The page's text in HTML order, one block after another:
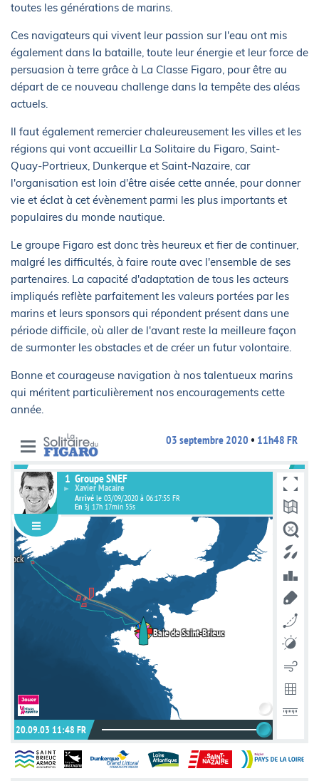
toutes les générations de marins.
Ces navigateurs qui vivent leur passion sur l'eau ont mis
également dans la bataille, toute leur énergie et leur force de
persuasion à terre grâce à La Classe Figaro, pour être au
départ de ce nouveau challenge dans la tempête des aléas
actuels.
Il faut également remercier chaleureusement les villes et les
régions qui vont accueillir La Solitaire du Figaro, Saint-
Quay-Portrieux, Dunkerque et Saint-Nazaire, car
l'organisation est loin d'être aisée cette année, pour donner
vie et éclat à cet évènement parmi les plus importants et
populaires du monde nautique.
Le groupe Figaro est donc très heureux et fier de continuer,
malgré les difficultés, à faire route avec l'ensemble de ses
partenaires. La capacité d'adaptation de tous les acteurs
impliqués reflète parfaitement les valeurs portées par les
marins et leurs sponsors qui répondent présent dans une
période difficile, où aller de l'avant reste la meilleure façon
de surmonter les obstacles et de créer un futur volontaire.
Bonne et courageuse navigation à nos talentueux marins
qui méritent particulièrement nos encouragements cette
année.